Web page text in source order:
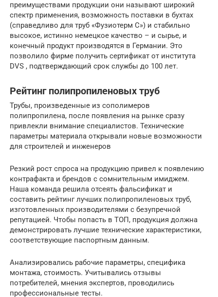
преимуществами продукции они называют широкий
спектр применения, возможность поставки в бухтах
(справедливо для труб «Фузиотерм С») и стабильно
высокое, истинно немецкое качество – и сырье, и
конечный продукт производятся в Германии. Это
позволило фирме получить сертификат от института
DVS , подтверждающий срок службы до 100 лет.
Рейтинг полипропиленовых труб
Трубы, произведенные из сополимеров
полипропилена, после появления на рынке сразу
привлекли внимание специалистов. Технические
параметры материала открывали новые возможности
для строителей и инженеров
Резкий рост спроса на продукцию привел к появлению
контрафакта и брендов с сомнительным имиджем.
Наша команда решила отсеять фальсификат и
составить рейтинг лучших полипропиленовых труб,
изготовленных производителями с безупречной
репутацией. Чтобы попасть в ТОП, продукция должна
демонстрировать лучшие технические характеристики,
соответствующие паспортным данным.
Анализировались рабочие параметры, специфика
монтажа, стоимость. Учитывались отзывы
потребителей, мнения экспертов, проводились
профессиональные тесты.